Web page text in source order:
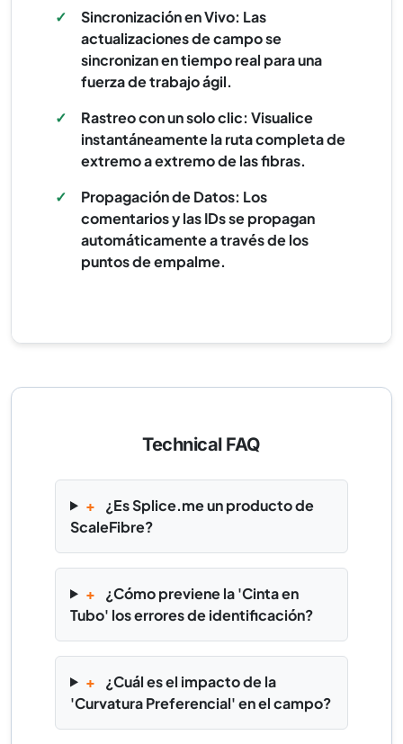
✓
Sincronización en Vivo: Las
actualizaciones de campo se
sincronizan en tiempo real para una
fuerza de trabajo ágil.
✓
Rastreo con un solo clic: Visualice
instantáneamente la ruta completa de
extremo a extremo de las fibras.
✓
Propagación de Datos: Los
comentarios y las IDs se propagan
automáticamente a través de los
puntos de empalme.
Technical FAQ
+
¿Es Splice.me un producto de
ScaleFibre?
+
¿Cómo previene la 'Cinta en
Tubo' los errores de identificación?
+
¿Cuál es el impacto de la
'Curvatura Preferencial' en el campo?